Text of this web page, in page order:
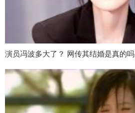
演员冯波多大了？ 网传其结婚是真的吗